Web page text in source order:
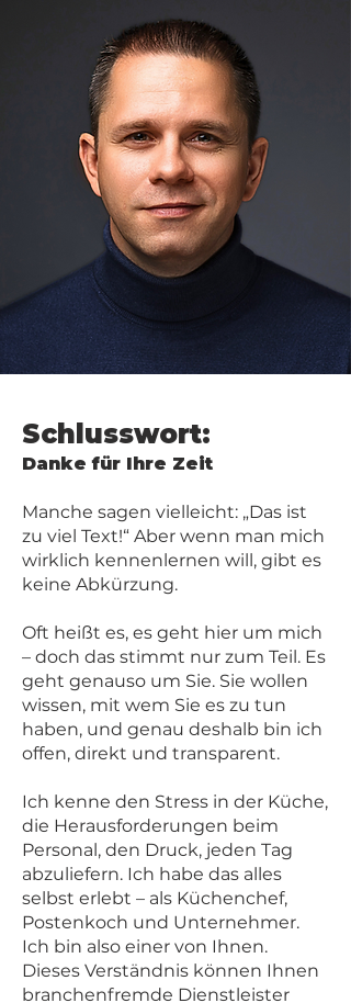
Schlusswort:
Danke für Ihre Zeit
Manche sagen vielleicht: „Das ist
zu viel Text!“ Aber wenn man mich
wirklich kennenlernen will, gibt es
keine Abkürzung.
Oft heißt es, es geht hier um mich
– doch das stimmt nur zum Teil. Es
geht genauso um Sie. Sie wollen
wissen, mit wem Sie es zu tun
haben, und genau deshalb bin ich
offen, direkt und transparent.
Ich kenne den Stress in der Küche,
die Herausforderungen beim
Personal, den Druck, jeden Tag
abzuliefern. Ich habe das alles
selbst erlebt – als Küchenchef,
Postenkoch und Unternehmer.
Ich bin also einer von Ihnen.
Dieses Verständnis können Ihnen
branchenfremde Dienstleister